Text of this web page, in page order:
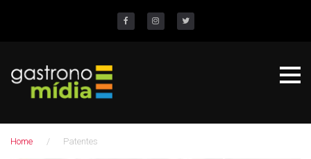
c
Facebook Instagram Twitter
Home / Patentes